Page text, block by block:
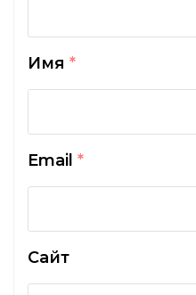
Имя *
Email *
Сайт